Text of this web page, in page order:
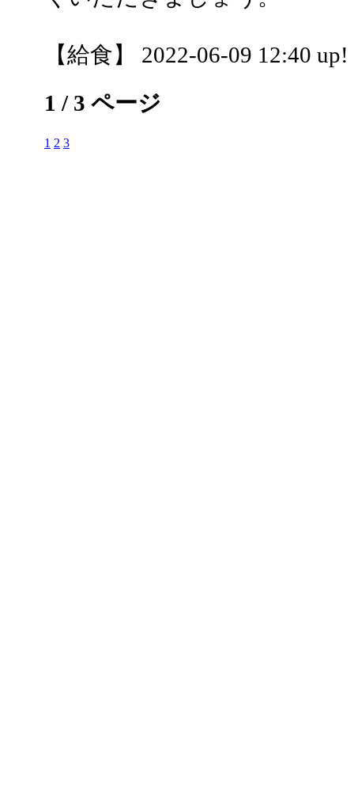
【給食】 2022-06-09 12:40 up!
1 / 3 ページ
1 2 3